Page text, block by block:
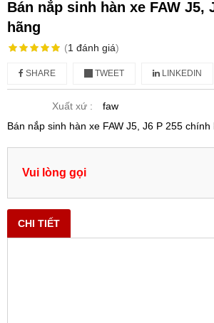
Bán nắp sinh hàn xe FAW J5,
hãng
(1 đánh giá)
SHARE TWEET LINKEDIN
Xuất xứ :
faw
Bán nắp sinh hàn xe FAW J5, J6 P 255
Vui lòng gọi
CHI TIẾT